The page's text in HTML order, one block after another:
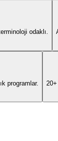
odaklı.
programlar.